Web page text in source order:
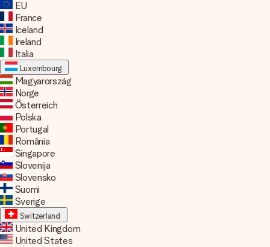
EU
France
Iceland
Ireland
Italia
Luxembourg
Deutsch
Français
Magyarország
Norge
Österreich
Polska
Portugal
România
Singapore
Slovenija
Slovensko
Suomi
Sverige
Switzerland
Deutsch
Français
United Kingdom
United States